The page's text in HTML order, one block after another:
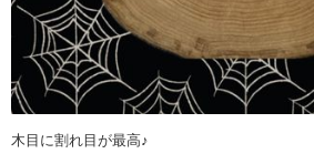
木目に割れ目が最高♪